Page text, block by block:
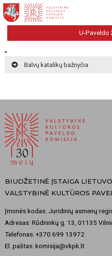
U-Paveldo
Balvų katalikų bažnyčia
BIUDŽETINĖ ĮSTAIGA
VALSTYBINĖ KULTŪROS
Įmonės kodas: Juridinių asmenų
Adresas: Rūdninkų g. 13, 01135
Telefonas: +370 699 13972
El. paštas: komisija@vkpk.lt